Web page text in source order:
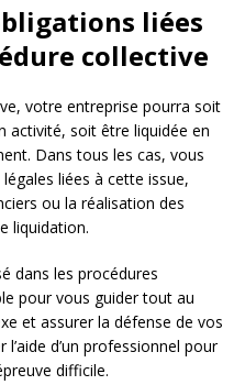
liées
collective
votre entreprise pourra soit
activité, soit être liquidée en
Dans tous les cas, vous
liées à cette issue,
ou la réalisation des
liquidation.
dans les procédures
pour vous guider tout au
et assurer la défense de vos
d’un professionnel pour
difficile.